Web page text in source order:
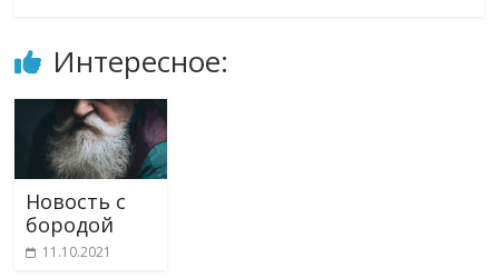
Интересное:
Новость с
бородой
11.10.2021